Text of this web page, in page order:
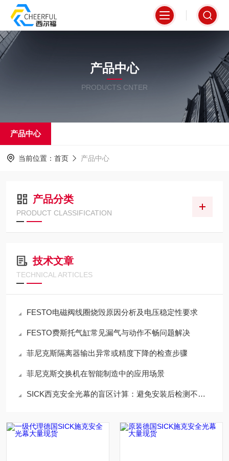
产品中心
PRODUCTS CNTER
产品中心
当前位置： 首页 产品中心
产品分类
PRODUCT CLASSIFICATION
技术文章
TECHNICAL ARTICLES
FESTO电磁阀线圈烧毁原因分析及电压稳定性要求
FESTO费斯托气缸常见漏气与动作不畅问题解决
菲尼克斯隔离器输出异常或精度下降的检查步骤
菲尼克斯交换机在智能制造中的应用场景
SICK西克安全光幕的盲区计算：避免安装后检测不到手指